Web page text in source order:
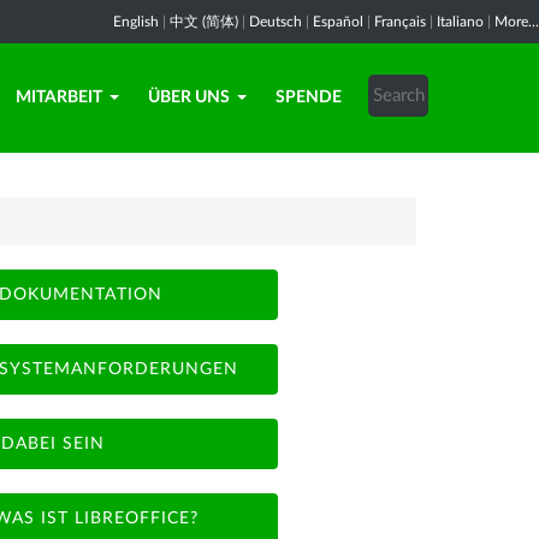
English 中文 (简体) Deutsch Español Français Italiano More...
MITARBEIT ÜBER UNS SPENDE
DOKUMENTATION
SYSTEMANFORDERUNGEN
DABEI SEIN
IST LIBREOFFICE?